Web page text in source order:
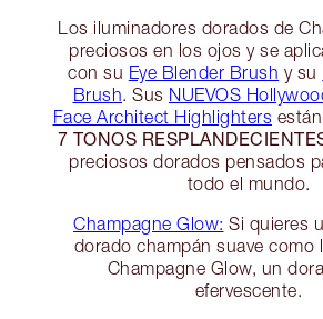
Los iluminadores dorados de
preciosos en los ojos y se
con su Eye Blender Brush y su
Brush. Sus NUEVOS
Face Architect Highlighters
7 TONOS
preciosos dorados pensados
todo el mundo.
Champagne Glow: Si quieres
dorado champán suave como
Champagne Glow, un
efervescente.